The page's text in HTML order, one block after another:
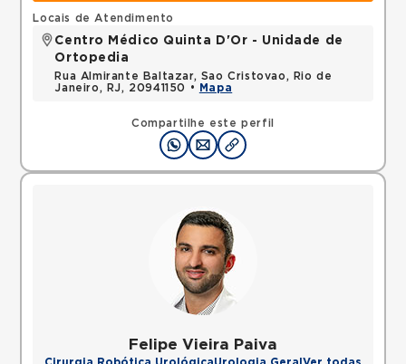
Compartilhe este perfil
Locais de Atendimento
Centro Médico Quinta D'Or - Unidade de
Ortopedia
Rua Almirante Baltazar, Sao Cristovao, Rio de
Janeiro, RJ, 20941150 •
Mapa
Felipe Vieira Paiva